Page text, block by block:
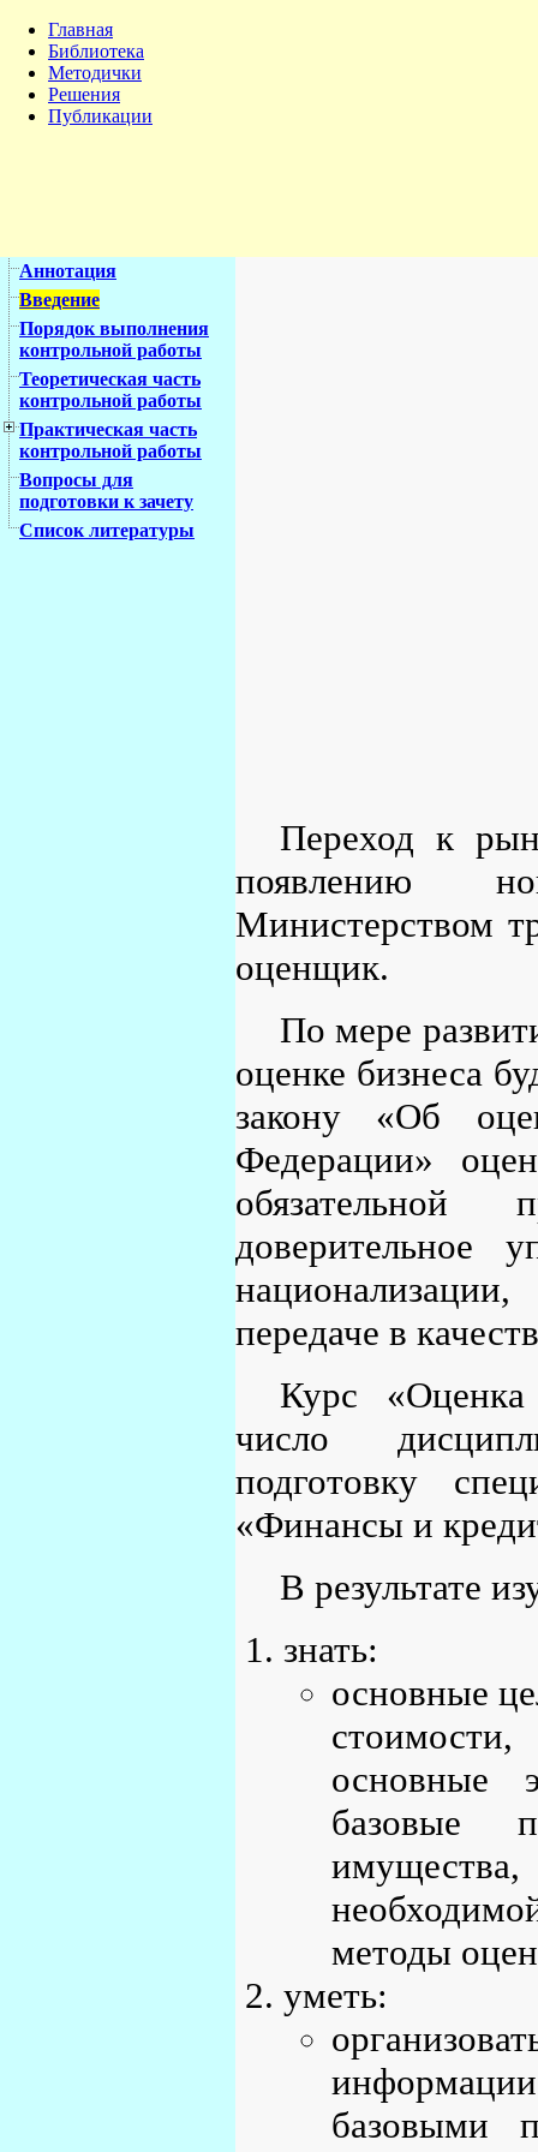
Главная
Библиотека
Методички
Решения
Публикации
Аннотация
Введение
Порядок выполнения
контрольной работы
Теоретическая часть
контрольной работы
Практическая часть
контрольной работы
Вопросы для
подготовки к зачету
Список литературы
Переход к
появлению
Министерством
оценщик.
По мере
оценке бизнеса
закону «Об
Федерации»
доверительное
передаче в
Курс
число
подготовку
«Финансы и
В результате
знать:
основные
основные
базовые
методы
уметь:
базовыми